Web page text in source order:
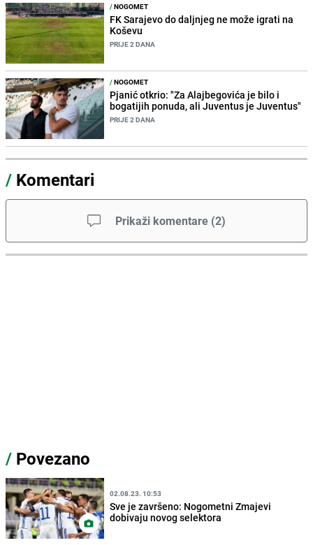
/NOGOMET
FK Sarajevo do daljnjeg ne može igrati na
Koševu
PRIJE 2 DANA
/NOGOMET
Pjanić otkrio: "Za Alajbegovića je bilo i
bogatijih ponuda, ali Juventus je Juventus"
PRIJE 2 DANA
/ Komentari
Prikaži komentare (2)
/ Povezano
02.08.23. 10:53
Sve je završeno: Nogometni Zmajevi
dobivaju novog selektora